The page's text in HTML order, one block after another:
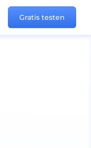
Gratis testen